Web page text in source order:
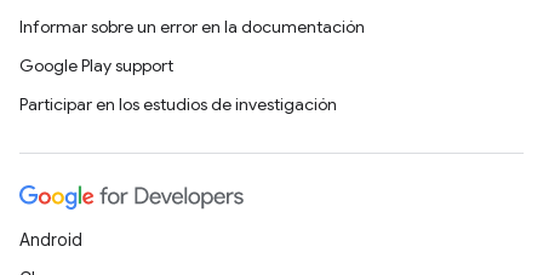
Informar sobre un error en la documentación
Google Play support
Participar en los estudios de investigación
Android